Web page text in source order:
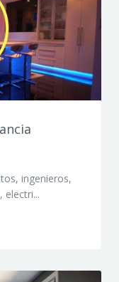
ingenieros,
electri...